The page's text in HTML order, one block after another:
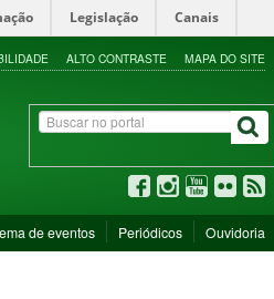
Legislação Canais
ALTO CONTRASTE MAPA DO SITE
de eventos Periódicos Ouvidoria